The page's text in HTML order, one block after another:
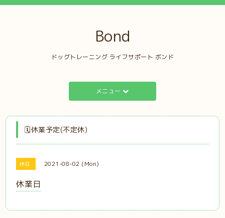
Bond
ドッグトレーニング ライフサポート ボンド
メニュー
🗓️休業予定(不定休)
休日 2021-08-02 (Mon)
休業日